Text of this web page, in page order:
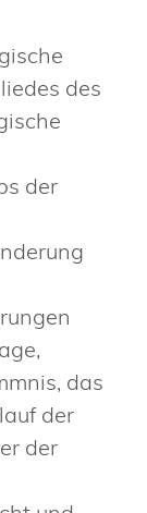
des
der
das
der
der